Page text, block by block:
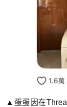
▲蛋蛋因在